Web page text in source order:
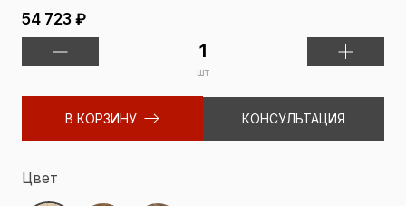
54 723 ₽
шт
В КОРЗИНУ КОНСУЛЬТАЦИЯ
Цвет